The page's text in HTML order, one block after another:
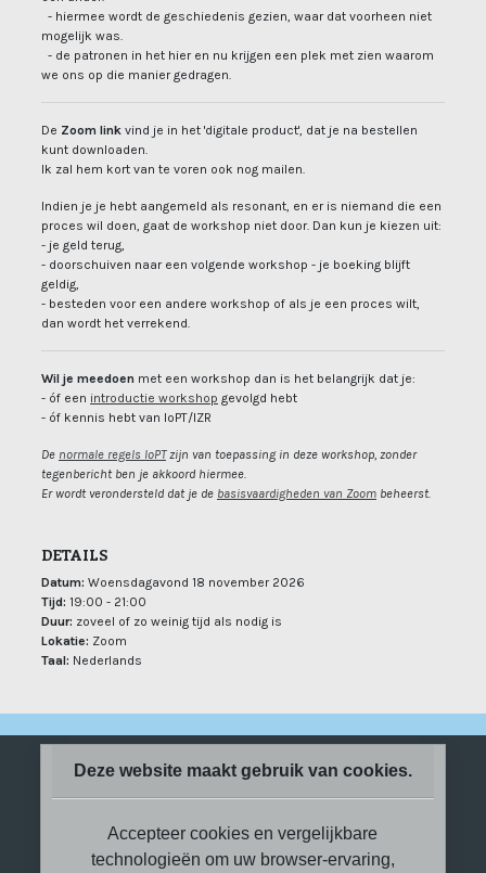
- hiermee wordt de geschiedenis gezien, waar dat voorheen niet
mogelijk was.
- de patronen in het hier en nu krijgen een plek met zien waarom
we ons op die manier gedragen.
De Zoom link vind je in het 'digitale product', dat je na bestellen
kunt downloaden.
Ik zal hem kort van te voren ook nog mailen.
Indien je je hebt aangemeld als resonant, en er is niemand die een
proces wil doen, gaat de workshop niet door. Dan kun je kiezen uit:
- je geld terug,
- doorschuiven naar een volgende workshop - je boeking blijft
geldig,
- besteden voor een andere workshop of als je een proces wilt,
dan wordt het verrekend.
Wil je meedoen met een workshop dan is het belangrijk dat je:
- óf een introductie workshop gevolgd hebt
- óf kennis hebt van IoPT/IZR
De normale regels IoPTzijn van toepassing in deze workshop, zonder
tegenbericht ben je akkoord hiermee.
Er wordt verondersteld dat je de basisvaardigheden van Zoom beheerst.
DETAILS
Datum: Woensdagavond 18 november 2026
Tijd: 19:00 - 21:00
Duur: zoveel of zo weinig tijd als nodig is
Lokatie: Zoom
Taal: Nederlands
Deze website maakt gebruik van cookies.
Accepteer cookies en vergelijkbare
technologieën om uw browser-ervaring,